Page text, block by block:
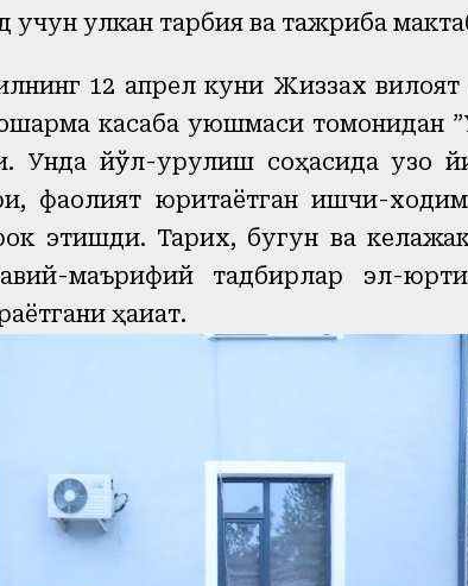
учун улкан тарбия ва тажриба
12 апрел куни Жиззах
касаба уюшмаси томонидан
Унда йўл-қурулиш соҳасида узоқ
фаолият юритаётган ишчи-
этишди. Тарих, бугун ва
маърифий тадбирлар эл-
ҳақиқат.